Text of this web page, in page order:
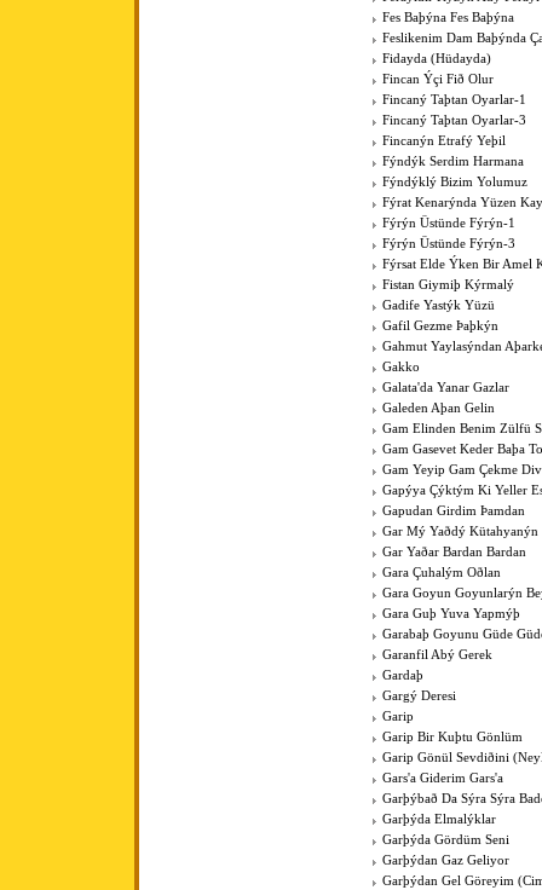
Fes Baþýna Fes Baþýna
Feslikenim Dam Baþýnda
Fidayda (Hüdayda)
Fincan Ýçi Fið Olur
Fincaný Taþtan Oyarlar-1
Fincaný Taþtan Oyarlar-3
Fincanýn Etrafý Yeþil
Fýndýk Serdim Harmana
Fýndýklý Bizim Yolumuz
Fýrat Kenarýnda Yüzen
Fýrýn Üstünde Fýrýn-1
Fýrýn Üstünde Fýrýn-3
Fýrsat Elde Ýken Bir Amel
Fistan Giymiþ Kýrmalý
Gadife Yastýk Yüzü
Gafil Gezme Þaþkýn
Gahmut Yaylasýndan
Gakko
Galata'da Yanar Gazlar
Galeden Aþan Gelin
Gam Elinden Benim Zülfü
Gam Gasevet Keder Baþa
Gam Yeyip Gam Çekme
Gapýya Çýktým Ki Yeller
Gapudan Girdim Þamdan
Gar Mý Yaðdý Kütahyanýn
Gar Yaðar Bardan Bardan
Gara Çuhalým Oðlan
Gara Goyun Goyunlarýn
Gara Guþ Yuva Yapmýþ
Garabaþ Goyunu Güde
Garanfil Abý Gerek
Gardaþ
Gargý Deresi
Garip
Garip Bir Kuþtu Gönlüm
Garip Gönül Sevdiðini
Gars'a Giderim Gars'a
Garþýbað Da Sýra Sýra
Garþýda Elmalýklar
Garþýda Gördüm Seni
Garþýdan Gaz Geliyor
Garþýdan Gel Göreyim